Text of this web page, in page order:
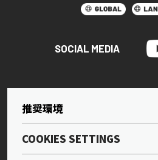
SOCIAL MEDIA
推奨環境
COOKIES SETTINGS